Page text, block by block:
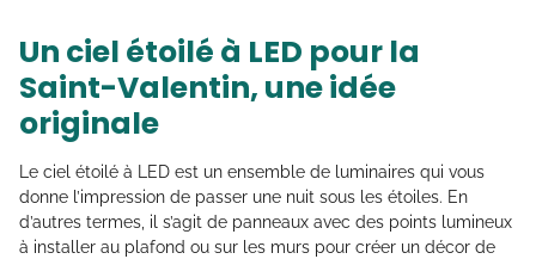
Un ciel étoilé à LED pour la
Saint-Valentin, une idée
originale
Le ciel étoilé à LED est un ensemble de luminaires qui vous
donne l’impression de passer une nuit sous les étoiles. En
d’autres termes, il s’agit de panneaux avec des points lumineux
à installer au plafond ou sur les murs pour créer un décor de